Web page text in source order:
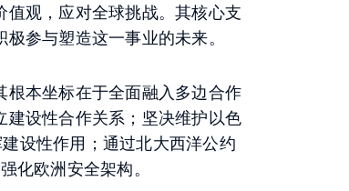
观，应对全球挑战。其核心支
参与塑造这一事业的未来。
本坐标在于全面融入多边合作
设性合作关系；坚决维护以色
设性作用；通过北大西洋公约
化欧洲安全架构。